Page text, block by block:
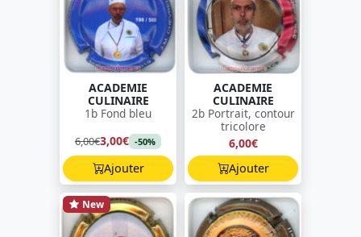
ACADEMIE
CULINAIRE
1b Fond bleu
6,00€3,00€ -50%
Ajouter
ACADEMIE
CULINAIRE
2b Portrait, contour
tricolore
6,00€
Ajouter
New